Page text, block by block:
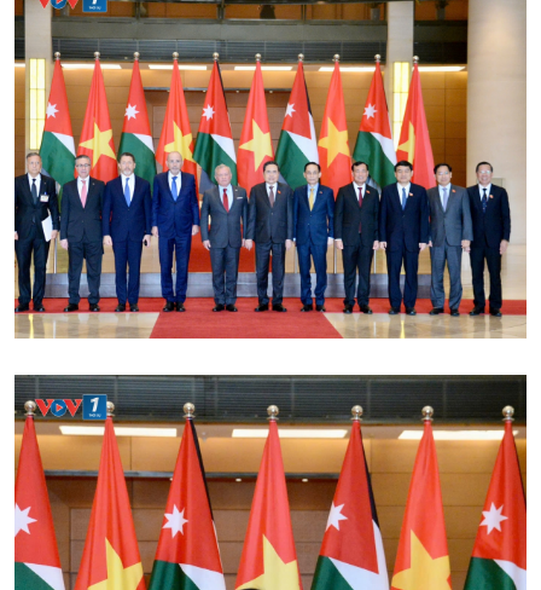
Văn hoá & Du lịch
Tin Văn hoá & Du lịch
Chát với người nổi tiếng
Câu chuyện Thể thao
Multimedia
Ảnh
Video
Infographic
E-Magazine